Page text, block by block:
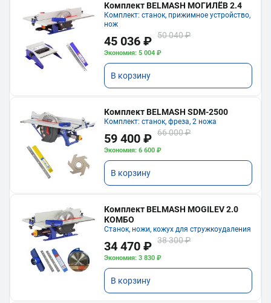
Комплект BELMASH МОГИЛЁВ 2.4
Комплект: станок, прижимное устройство,
нож
45 036 ₽ 50 040 ₽
Экономия: 5 004 ₽
В корзину
Комплект BELMASH SDM-2500
Комплект: станок, фреза, 2 ножа
59 400 ₽ 66 000 ₽
Экономия: 6 600 ₽
В корзину
Комплект BELMASH MOGILEV 2.0
КОМБО
Станок, ножи, кожух для стружкоудаления
34 470 ₽ 38 300 ₽
Экономия: 3 830 ₽
В корзину